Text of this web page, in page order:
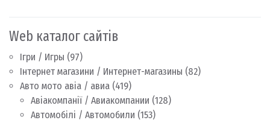
Web каталог сайтів
Ігри / Игры (97)
Інтернет магазини / Интернет-магазины (82)
Авто мото авіа / авиа (419)
Авіакомпанії / Авиакомпании (128)
Автомобілі / Автомобили (153)